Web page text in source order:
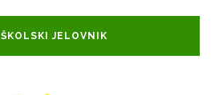
ŠKOLSKI JELOVNIK